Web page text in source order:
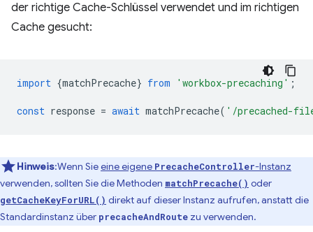
der richtige Cache-Schlüssel verwendet und im richtigen
Cache gesucht:
import {matchPrecache} from 'workbox-precaching' ;
const response = await matchPrecache( '/precached-
Hinweis:Wenn Sieeine eigene PrecacheController-Instanz
verwenden, sollten Sie die Methoden matchPrecache() oder
getCacheKeyForURL() direkt auf dieser Instanz aufrufen, anstatt die
Standardinstanz über precacheAndRoute zu verwenden.